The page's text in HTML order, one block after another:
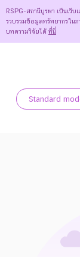
RSPG-สถานีบูรพา เป็นเว็
รวบรวมข้อมูลทรัพยากรใน
บทความวิจัยได้ ที่นี่
Standard